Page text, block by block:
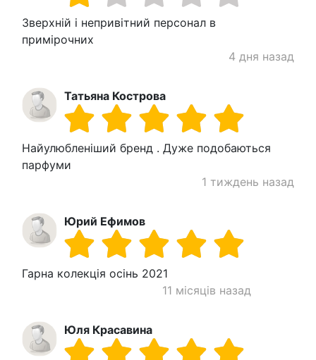
Зверхній і непривітний персонал в
примірочних
4 дня назад
Татьяна Кострова
Найулюбленіший бренд . Дуже подобаються
парфуми
1 тиждень назад
Юрий Ефимов
Гарна колекція осінь 2021
11 місяців назад
Юля Красавина